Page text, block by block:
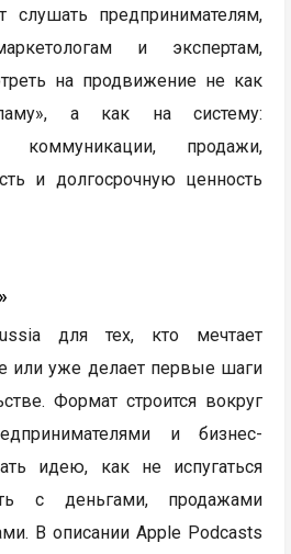
слушать предпринимателям,
и экспертам,
на продвижение не как
а как на систему:
коммуникации, продажи,
и долгосрочную ценность
для тех, кто мечтает
или уже делает первые шаги
Формат строится вокруг
и бизнес-
идею, как не испугаться
с деньгами, продажами
В описании Apple Podcasts